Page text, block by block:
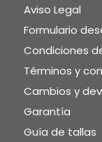
Aviso Legal
Formulario
Condiciones
Términos y
Cambios y
Garantía
Guía de tallas